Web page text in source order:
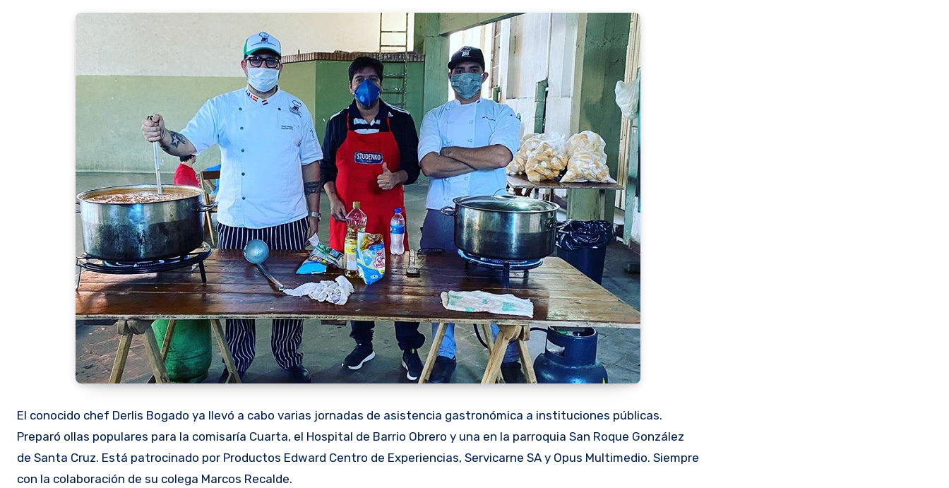
El conocido chef Derlis Bogado ya llevó a cabo varias jornadas de asistencia gastronómica a instituciones públicas.
Preparó ollas populares para la comisaría Cuarta, el Hospital de Barrio Obrero y una en la parroquia San Roque González
de Santa Cruz. Está patrocinado por Productos Edward Centro de Experiencias, Servicarne SA y Opus Multimedio. Siempre
con la colaboración de su colega Marcos Recalde.